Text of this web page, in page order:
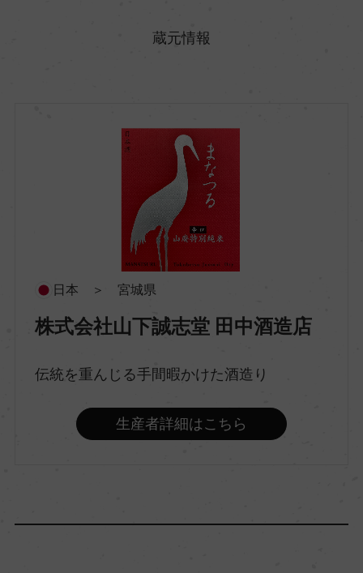
原料米
16.5％
蔵元情報
日本 ＞ 宮城県
株式会社山下誠志堂 田中酒造店
伝統を重んじる手間暇かけた酒造り
生産者詳細はこちら